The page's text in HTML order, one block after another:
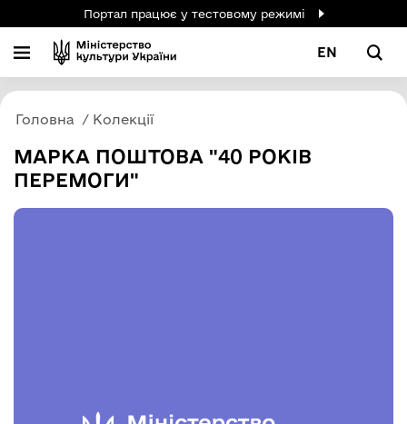
Портал працює у тестовому режимі
EN
Головна Колекції
МАРКА ПОШТОВА "40 РОКІВ
ПЕРЕМОГИ"